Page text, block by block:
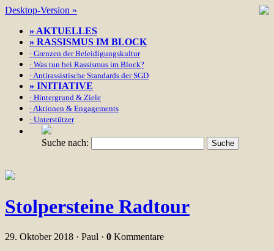
Desktop-Version »
» AKTUELLES
» RASSISMUS IM BLOCK
· Grenzen der Beleidigungskultur
· Was tun bei Rassismus im Block?
· Antirassistische Standards der SGD
» INITIATIVE
· Hintergrund & Ziele
· Aktionen & Engagements
· Unterstützer
Suche nach:
Stolpersteine Radtour
29. Oktober 2018 · Paul · 0 Kommentare